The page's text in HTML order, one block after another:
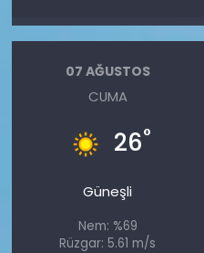
07 AĞUSTOS
CUMA
26°
Güneşli
Nem: %69
Rüzgar: 5.61 m/s